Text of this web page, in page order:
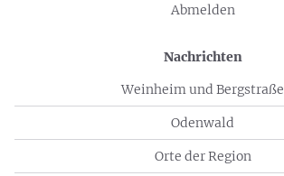
Abmelden
Nachrichten
Weinheim und Bergstraße
Odenwald
Orte der Region